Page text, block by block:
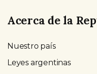
Acerca de la
Nuestro país
Leyes argentinas